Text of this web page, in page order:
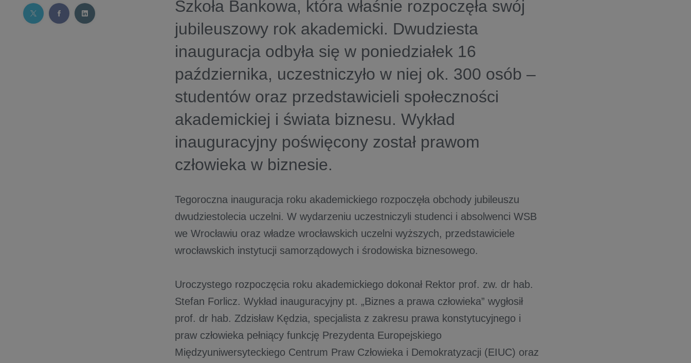
Szkoła Bankowa, która właśnie rozpoczęła swój
jubileuszowy rok akademicki. Dwudziesta
inauguracja odbyła się w poniedziałek 16
października, uczestniczyło w niej ok. 300 osób –
studentów oraz przedstawicieli społeczności
akademickiej i świata biznesu. Wykład
inauguracyjny poświęcony został prawom
człowieka w biznesie.
Tegoroczna inauguracja roku akademickiego rozpoczęła obchody jubileuszu
dwudziestolecia uczelni. W wydarzeniu uczestniczyli studenci i absolwenci WSB
we Wrocławiu oraz władze wrocławskich uczelni wyższych, przedstawiciele
wrocławskich instytucji samorządowych i środowiska biznesowego.
Uroczystego rozpoczęcia roku akademickiego dokonał Rektor prof. zw. dr hab.
Stefan Forlicz. Wykład inauguracyjny pt. „Biznes a prawa człowieka” wygłosił
prof. dr hab. Zdzisław Kędzia, specjalista z zakresu prawa konstytucyjnego i
praw człowieka pełniący funkcję Prezydenta Europejskiego
Międzyuniwersyteckiego Centrum Praw Człowieka i Demokratyzacji (EIUC) oraz